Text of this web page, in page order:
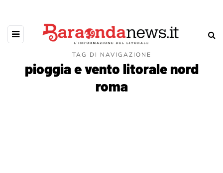
TAG DI NAVIGAZIONE
pioggia e vento litorale nord
roma